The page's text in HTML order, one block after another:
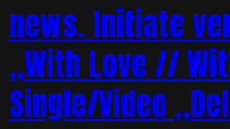
news. Initiate
„With Love //
Single/Video